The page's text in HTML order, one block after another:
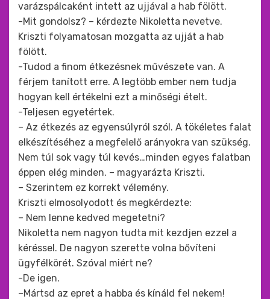
varázspálcaként intett az ujjával a hab fölött.
-Mit gondolsz? – kérdezte Nikoletta nevetve.
Kriszti folyamatosan mozgatta az ujját a hab
fölött.
-Tudod a finom étkezésnek művészete van. A
férjem tanított erre. A legtöbb ember nem tudja
hogyan kell értékelni ezt a minőségi ételt.
-Teljesen egyetértek.
– Az étkezés az egyensúlyról szól. A tökéletes falat
elkészítéséhez a megfelelő arányokra van szükség.
Nem túl sok vagy túl kevés…minden egyes falatban
éppen elég minden. – magyarázta Kriszti.
– Szerintem ez korrekt vélemény.
Kriszti elmosolyodott és megkérdezte:
– Nem lenne kedved megetetni?
Nikoletta nem nagyon tudta mit kezdjen ezzel a
kéréssel. De nagyon szerette volna bővíteni
ügyfélkörét. Szóval miért ne?
-De igen.
–Mártsd az epret a habba és kínáld fel nekem!